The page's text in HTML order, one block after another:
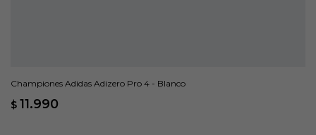
Championes Adidas Adizero Pro 4 - Blanco
$ 11.990